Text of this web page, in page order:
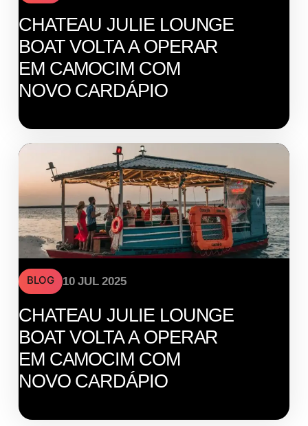
CHATEAU JULIE LOUNGE
BOAT VOLTA A OPERAR
EM CAMOCIM COM
NOVO CARDÁPIO
BLOG 10 JUL 2025
CHATEAU JULIE LOUNGE
BOAT VOLTA A OPERAR
EM CAMOCIM COM
NOVO CARDÁPIO